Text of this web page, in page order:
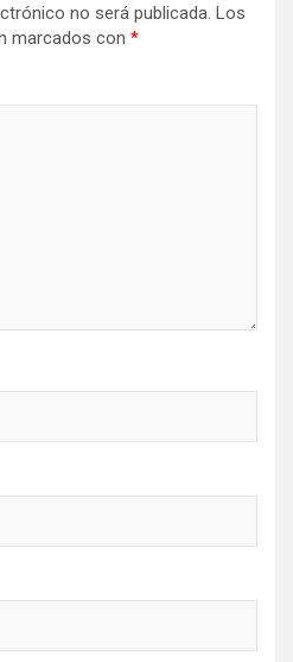
no será publicada. Los
marcados con *